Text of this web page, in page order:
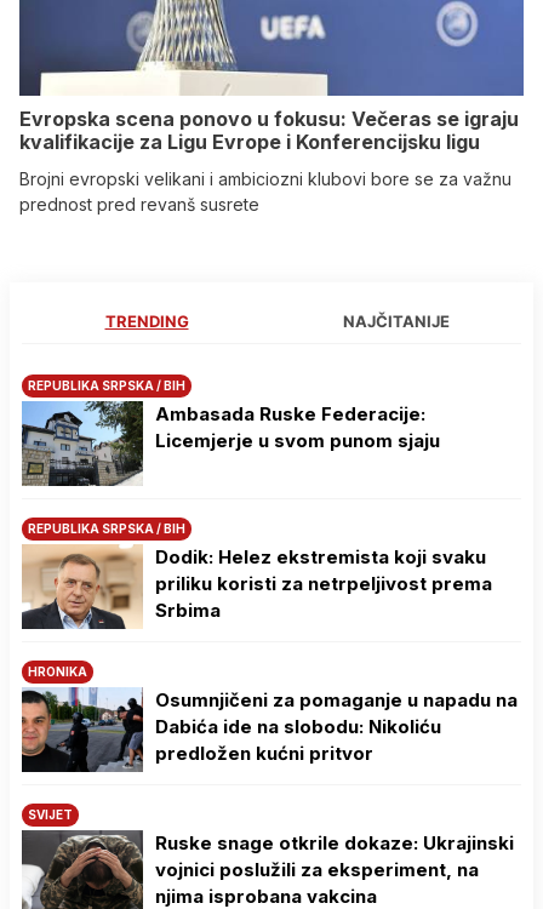
Evropska scena ponovo u fokusu: Večeras se igraju
kvalifikacije za Ligu Evrope i Konferencijsku ligu
Brojni evropski velikani i ambiciozni klubovi bore se za važnu
prednost pred revanš susrete
TRENDING NAJČITANIJE
REPUBLIKA SRPSKA / BIH
Ambasada Ruske Federacije:
Licemjerje u svom punom sjaju
REPUBLIKA SRPSKA / BIH
Dodik: Helez ekstremista koji svaku
priliku koristi za netrpeljivost prema
Srbima
HRONIKA
Osumnjičeni za pomaganje u napadu na
Dabića ide na slobodu: Nikoliću
predložen kućni pritvor
SVIJET
Ruske snage otkrile dokaze: Ukrajinski
vojnici poslužili za eksperiment, na
njima isprobana vakcina